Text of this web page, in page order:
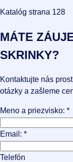
Katalóg strana 128
MÁTE
SKRINKY?
Kontaktujte nás
otázky a zašleme
Meno a priezvisko: *
Email: *
Telefón